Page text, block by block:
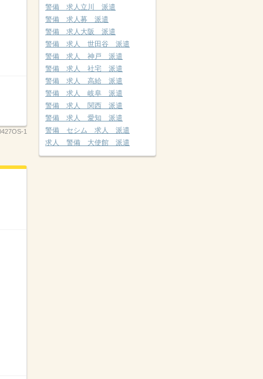
1
警備 求人立川 派遣
警備 求人募 派遣
警備 求人大阪 派遣
警備 求人 世田谷 派遣
警備 求人 神戸 派遣
警備 求人 社宅 派遣
警備 求人 高給 派遣
警備 求人 岐阜 派遣
警備 求人 関西 派遣
警備 求人 愛知 派遣
警備 セシム 求人 派遣
求人 警備 大使館 派遣